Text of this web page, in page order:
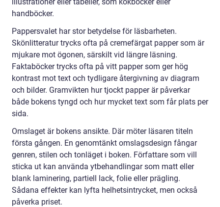
handböcker.
Pappersvalet har stor betydelse för läsbarheten.
Skönlitteratur trycks ofta på cremefärgat papper som är
mjukare mot ögonen, särskilt vid längre läsning.
Faktaböcker trycks ofta på vitt papper som ger hög
kontrast mot text och tydligare återgivning av diagram
och bilder. Gramvikten hur tjockt papper är påverkar
både bokens tyngd och hur mycket text som får plats per
sida.
Omslaget är bokens ansikte. Där möter läsaren titeln
första gången. En genomtänkt omslagsdesign fångar
genren, stilen och tonläget i boken. Författare som vill
sticka ut kan använda ytbehandlingar som matt eller
blank laminering, partiell lack, folie eller prägling.
Sådana effekter kan lyfta helhetsintrycket, men också
påverka priset.